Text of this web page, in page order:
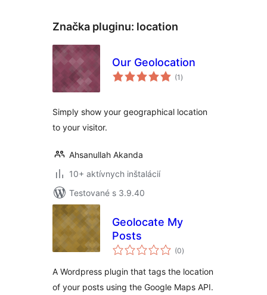
Značka pluginu: location
Our Geolocation
(1 celkové
hodnotenie
)
Simply show your geographical location
to your visitor.
Ahsanullah Akanda
10+ aktívnych inštalácií
Testované s 3.9.40
Geolocate My
Posts
(0celkové
hodnotenie
)
A Wordpress plugin that tags the location
of your posts using the Google Maps API.